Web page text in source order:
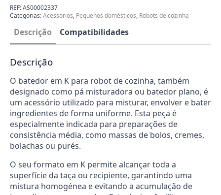
para
Robot
de
Cozinha
Kenwood
AS00002337
REF:AS00002337
Categorias:Acessórios, Pequenos domésticos, Robots de cozinha
Descrição Compatibilidades
Descrição
O batedor em K para robot de cozinha, também
designado como pá misturadora ou batedor plano, é
um acessório utilizado para misturar, envolver e bater
ingredientes de forma uniforme. Esta peça é
especialmente indicada para preparações de
consistência média, como massas de bolos, cremes,
bolachas ou purés.
O seu formato em K permite alcançar toda a
superfície da taça ou recipiente, garantindo uma
mistura homogénea e evitando a acumulação de